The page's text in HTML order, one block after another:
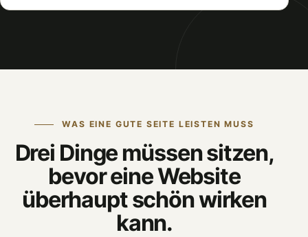
WAS EINE GUTE SEITE LEISTEN MUSS
Drei Dinge müssen sitzen,
bevor eine Website
überhaupt schön wirken
kann.